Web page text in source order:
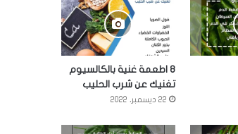
8 اطعمة غنية بالكالسيوم
تغنيك عن شرب الحليب
22 ديسمبر، 2022